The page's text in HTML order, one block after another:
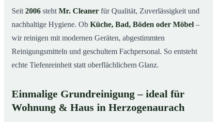
Seit 2006 steht Mr. Cleaner für Qualität, Zuverlässigkeit und
nachhaltige Hygiene. Ob Küche, Bad, Böden oder Möbel –
wir reinigen mit modernen Geräten, abgestimmten
Reinigungsmitteln und geschultem Fachpersonal. So entsteht
echte Tiefenreinheit statt oberflächlichem Glanz.
Einmalige Grundreinigung – ideal für
Wohnung & Haus in Herzogenaurach